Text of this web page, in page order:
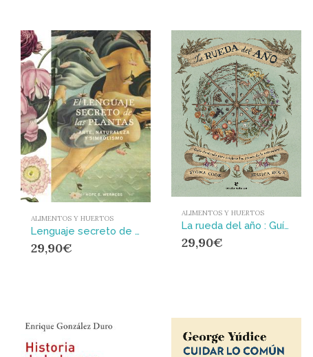
ALIMENTOS Y HUERTOS
Lenguaje secreto de las plantas : Arte, naturaleza y simbolismo
29,90€
ALIMENTOS Y HUERTOS
La rueda del año : Guía ilustrada para celebrar los ritmos de la naturaleza
29,90€